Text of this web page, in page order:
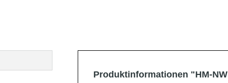
Produktinformationen "HM-